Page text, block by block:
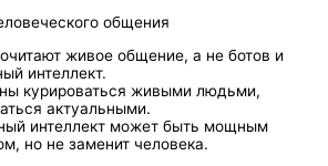
общения
живое общение, а не ботов и
интеллект.
курироваться живыми людьми,
актуальными.
интеллект может быть мощным
но не заменит человека.